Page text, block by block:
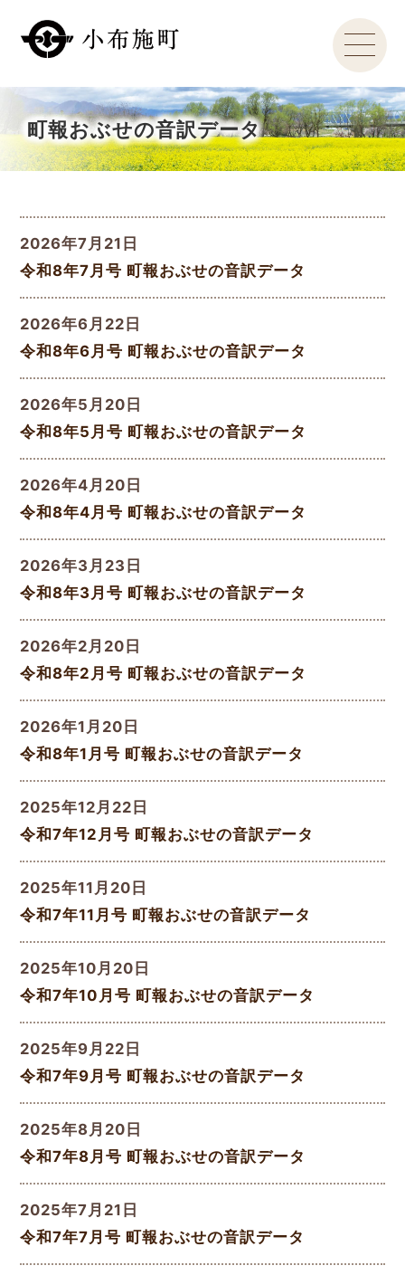
町報おぶせの音訳データ
2026年7月21日
令和8年7月号 町報おぶせの音訳データ
2026年6月22日
令和8年6月号 町報おぶせの音訳データ
2026年5月20日
令和8年5月号 町報おぶせの音訳データ
2026年4月20日
令和8年4月号 町報おぶせの音訳データ
2026年3月23日
令和8年3月号 町報おぶせの音訳データ
2026年2月20日
令和8年2月号 町報おぶせの音訳データ
2026年1月20日
令和8年1月号 町報おぶせの音訳データ
2025年12月22日
令和7年12月号 町報おぶせの音訳データ
2025年11月20日
令和7年11月号 町報おぶせの音訳データ
2025年10月20日
令和7年10月号 町報おぶせの音訳データ
2025年9月22日
令和7年9月号 町報おぶせの音訳データ
2025年8月20日
令和7年8月号 町報おぶせの音訳データ
2025年7月21日
令和7年7月号 町報おぶせの音訳データ